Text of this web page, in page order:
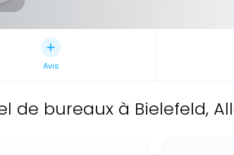
Avis
de bureaux à Bielefeld,